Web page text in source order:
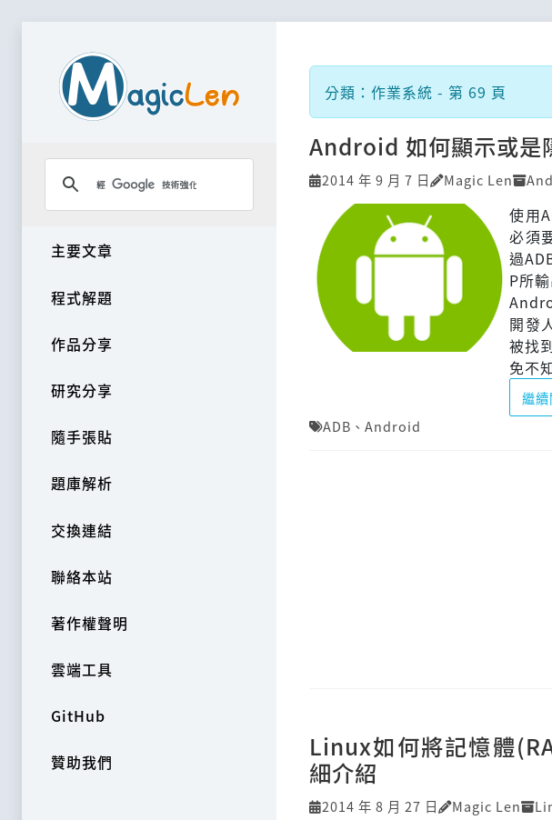
主要文章
程式解題
作品分享
研究分享
隨手張貼
題庫解析
交換連結
聯絡本站
著作權聲明
雲端工具
GitHub
贊助我們
分類：作業系統 - 第 69 頁
Android 如何顯示或是
2014 年 9 月 7 日 Magic Len
使用
必須
過
P所
開發
被找
免不
繼
ADB 、 Android
Linux如何將記憶體
細介紹
2014 年 8 月 27 日 Magic Len